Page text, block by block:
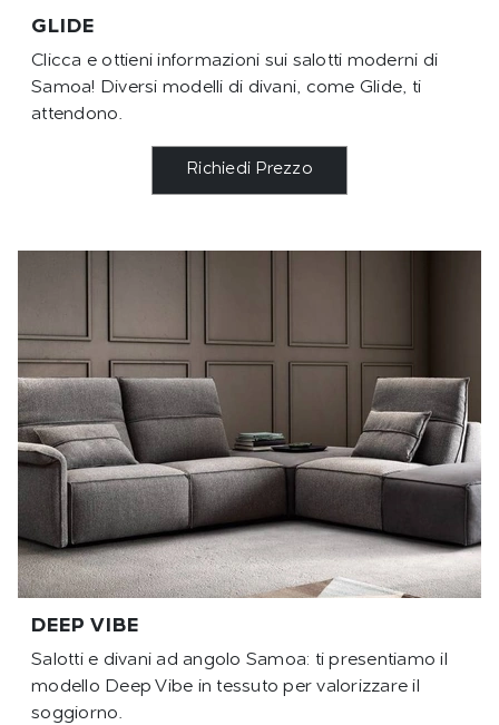
GLIDE
Clicca e ottieni informazioni sui salotti moderni di
Samoa! Diversi modelli di divani, come Glide, ti
attendono.
Richiedi Prezzo
DEEP VIBE
Salotti e divani ad angolo Samoa: ti presentiamo il
modello Deep Vibe in tessuto per valorizzare il
soggiorno.